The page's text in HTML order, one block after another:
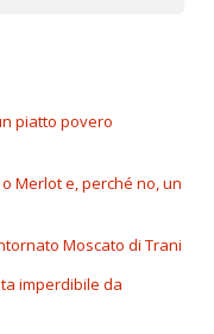
piatto povero
Merlot e, perché no, un
Moscato di Trani
imperdibile da